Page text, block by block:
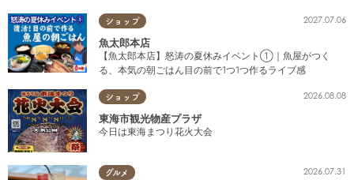
ショップ 2027.07.06
魚太郎本店
【魚太郎本店】怒涛の夏休みイベント①｜魚屋がつく
る、本気の朝ごはん目の前で1つ1つ作るライブ感
ショップ 2026.08.08
東海市観光物産プラザ
今日は東海まつり花火大会
グルメ 2026.07.31